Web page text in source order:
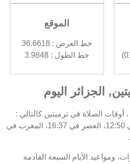
الموقع
خط العرض : 36.6618
خط الطول : 3.9848
الجزائر اليوم
الجمعة 07/08/2026 ، أوقات الصلاة في ترميتين كالتالي :
الفجر في 04:16، الظهر في 12:50، العصر في 16:37، المغرب في
ومواعيد الأيام السبعة القادمة